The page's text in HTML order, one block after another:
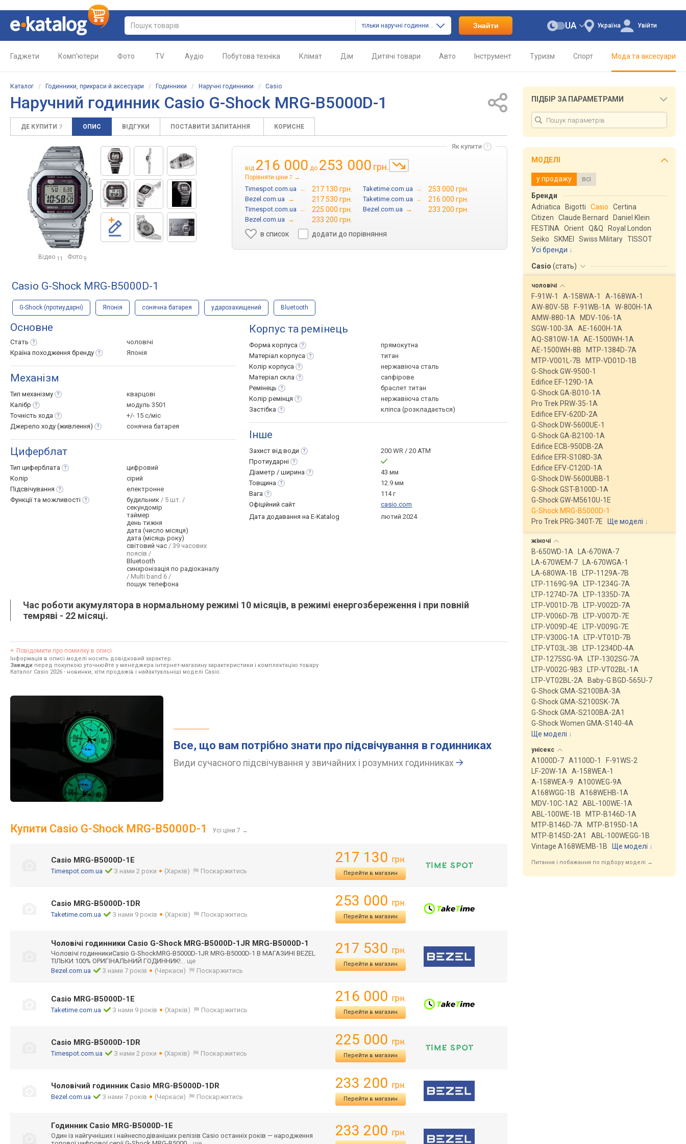
тільки наручні годинники Знайти Україна
UA Увійти
Гаджети Комп'ютери Фото TV Аудіо Побутова техніка Клімат Дім Дитячі товари Авто Інструмент Туризм Спорт Мода та аксесуари
Каталог / Годинники, прикраси й аксесуари / Годинники / Наручні годинники / Casio
Наручний годинник Casio G-Shock MRG-B5000D-1
ДЕ КУПИТИ 7 ОПИС ВІДГУКИ ПОСТАВИТИ ЗАПИТАННЯ КОРИСНЕ
Відео 11 Фото 9
Як купити
від 216 000 до 253 000 грн.
Порівняти ціни 7 →
Timespot.com.ua → 217 130 грн. Taketime.com.ua → 253 000 грн.
Bezel.com.ua → 217 530 грн. Taketime.com.ua → 216 000 грн.
Timespot.com.ua → 225 000 грн. Bezel.com.ua → 233 200 грн.
Bezel.com.ua →
233 200 грн.
в список
додати до порівняння
Casio G-Shock MRG-B5000D-1
G-Shock (протиударні) Японія сонячна батарея ударозахищений Bluetooth
Основне
Стать
чоловічі
Країна походження бренду Японія
Механізм
Тип механізму
кварцові
Калібр
модуль 3501
Точність хода
+/- 15 с/міс
Джерело ходу (живлення) сонячна батарея
Циферблат
Тип циферблата
цифровий
Колір
сірий
Підсвічування
електронне
Функції та можливості будильник / 5 шт. /
секундомір
таймер
день тижня
дата (число місяця)
дата (місяць року)
світовий час / 39 часових
поясів /
Bluetooth
синхронізація по радіоканалу
/ Multi band 6 /
пошук телефона
Корпус та ремінець
Форма корпуса
прямокутна
Матеріал корпуса
титан
Колір корпуса
нержавіюча сталь
Матеріал скла
сапфірове
Ремінець
браслет титан
Колір ремінця
нержавіюча сталь
Застібка
кліпса (розкладається)
Інше
Захист від води
200 WR / 20 ATM
Протиударні
Діаметр / ширина
43 мм
Товщина
12.9 мм
Вага
114 г
Офіційний сайт
casio.com
Дата додавання на E-Katalog
лютий 2024
Час роботи акумулятора в нормальному режимі 10 місяців, в режимі енергозбереження і при повній
темряві - 22 місяці.
Повідомити про помилку в описі
Інформація в описі моделі носить довідковий характер.
Завжди перед покупкою уточнюйте у менеджера інтернет-магазину характеристики і комплектацію товару
Каталог Casio 2026 - новинки, хіти продажів і найактуальніші моделі Casio.
Все, що вам потрібно знати про підсвічування в годинниках
Види сучасного підсвічування у звичайних і розумних годинниках
Купити Casio G-Shock MRG-B5000D-1 Усі ціни 7 →
Casio MRG-B5000D-1E
Timespot.com.ua З нами 2 роки (Харків) Поскаржитись
217 130 грн.
Перейти в магазин
Casio MRG-B5000D-1DR
Taketime.com.ua З нами 9 років (Харків) Поскаржитись
253 000 грн.
Перейти в магазин
Чоловічі годинники Casio G-Shock MRG-B5000D-1JR MRG-B5000D-1
Чоловічі годинникиCasio G-ShockMRG-B5000D-1JR MRG-B5000D-1 В МАГАЗИНІ BEZEL
ТІЛЬКИ 100% ОРИГІНАЛЬНИЙ ГОДИННИК!... ще
Bezel.com.ua
З нами 7 років (Черкаси) Поскаржитись
217 530 грн.
Перейти в магазин
Casio MRG-B5000D-1E
Taketime.com.ua З нами 9 років (Харків) Поскаржитись
216 000 грн.
Перейти в магазин
Casio MRG-B5000D-1DR
Timespot.com.ua З нами 2 роки (Харків) Поскаржитись
225 000 грн.
Перейти в магазин
Чоловічий годинник Casio MRG-B5000D-1DR
Bezel.com.ua З нами 7 років (Черкаси) Поскаржитись
233 200 грн.
Перейти в магазин
Годинник Casio MRG-B5000D-1E
Один із найгучніших і найнесподіваніших релізів Casio останніх років — народження
233 200 грн.
ПІДБІР ЗА ПАРАМЕТРАМИ
МОДЕЛІ
у продажу всі
Бренди
Adriatica
Bigotti Casio
Certina
Citizen
Claude Bernard
Daniel Klein
FESTINA
Orient Q&Q
Royal London
Seiko
SKMEI Swiss Military TISSOT
Усі бренди
Casio (стать)
чоловічі
F-91W-1 A-158WA-1
A-168WA-1
AW-80V-5B
F-91WB-1A
W-800H-1A
AMW-880-1A
MDV-106-1A
SGW-100-3A
AE-1600H-1A
AQ-S810W-1A
AE-1500WH-1A
AE-1500WH-8B
MTP-1384D-7A
MTP-V001L-7B
MTP-VD01D-1B
G-Shock GW-9500-1
Edifice EF-129D-1A
G-Shock GA-B010-1A
Pro Trek PRW-35-1A
Edifice EFV-620D-2A
G-Shock DW-5600UE-1
G-Shock GA-B2100-1A
Edifice ECB-950DB-2A
Edifice EFR-S108D-3A
Edifice EFV-C120D-1A
G-Shock DW-5600UBB-1
G-Shock GST-B100D-1A
G-Shock GW-M5610U-1E
G-Shock MRG-B5000D-1
Pro Trek PRG-340T-7E
Ще моделі ↓
жіночі
B-650WD-1A
LA-670WA-7
LA-670WEM-7
LA-670WGA-1
LA-680WA-1B
LTP-1129A-7B
LTP-1169G-9A
LTP-1234G-7A
LTP-1274D-7A
LTP-1335D-7A
LTP-V001D-7B
LTP-V002D-7A
LTP-V006D-7B
LTP-V007D-7E
LTP-V009D-4E
LTP-V009G-7E
LTP-V300G-1A
LTP-VT01D-7B
LTP-VT03L-3B
LTP-1234DD-4A
LTP-1275SG-9A
LTP-1302SG-7A
LTP-V002G-9B3
LTP-VT02BL-1A
LTP-VT02BL-2A
Baby-G BGD-565U-7
G-Shock GMA-S2100BA-3A
G-Shock GMA-S2100SK-7A
G-Shock GMA-S2100BA-2A1
G-Shock Women GMA-S140-4A
Ще моделі ↓
унісекс
A1000D-7 A1100D-1
F-91WS-2
LF-20W-1A
A-158WEA-1
A-158WEA-9
A100WEG-9A
A168WGG-1B
A168WEHB-1A
MDV-10C-1A2
ABL-100WE-1A
ABL-100WE-1B
MTP-B146D-1A
MTP-B146D-7A
MTP-B195D-1A
MTP-B145D-2A1
ABL-100WEGG-1B
Vintage A168WEMB-1B
Ще моделі ↓
Питання і побажання по підбору моделі →